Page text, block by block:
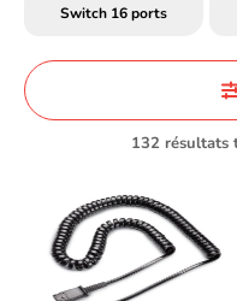
Switch 16 ports
132 résultats